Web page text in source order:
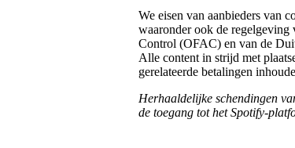
We eisen van aanbieders van
waaronder ook de regelgeving
Control (OFAC) en van de
Alle content in strijd met
gerelateerde betalingen
Herhaaldelijke schendingen
de toegang tot het Spotify-